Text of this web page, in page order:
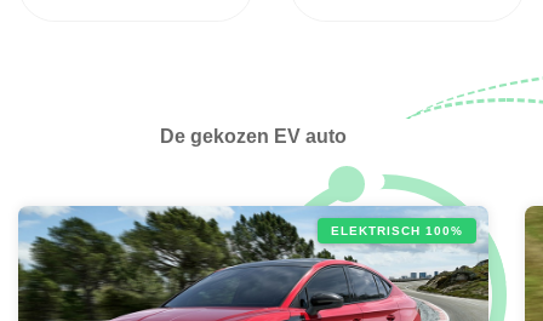
De gekozen EV auto
ELEKTRISCH 100%